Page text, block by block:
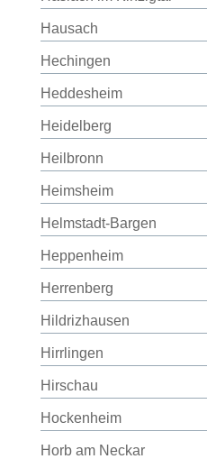
Hausach
Hechingen
Heddesheim
Heidelberg
Heilbronn
Heimsheim
Helmstadt-Bargen
Heppenheim
Herrenberg
Hildrizhausen
Hirrlingen
Hirschau
Hockenheim
Horb am Neckar